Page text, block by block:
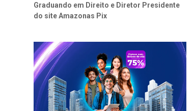
Graduando em Direito e Diretor Presidente
do site Amazonas Pix